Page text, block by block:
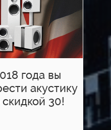
года вы
акустику
30!